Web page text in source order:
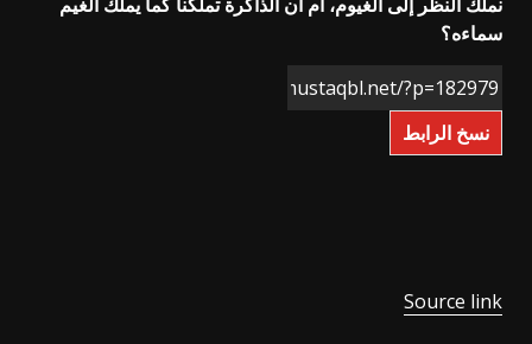
سماءه؟
نسخ الرابط
Source link